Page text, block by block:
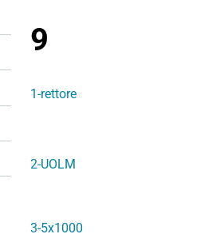
9
1-rettore
2-UOLM
3-5x1000